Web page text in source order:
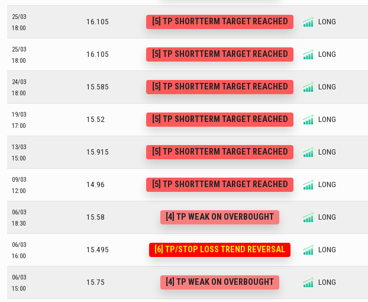
25/03
18:00
16.105 [5] TP SHORTTERM TARGET REACHED LONG
25/03
18:00
16.105 [5] TP SHORTTERM TARGET REACHED LONG
24/03
18:00
15.585 [5] TP SHORTTERM TARGET REACHED LONG
19/03
17:00
15.52 [5] TP SHORTTERM TARGET REACHED LONG
13/03
15:00
15.915 [5] TP SHORTTERM TARGET REACHED LONG
09/03
12:00
14.96 [5] TP SHORTTERM TARGET REACHED LONG
06/03
18:30
15.58 [4] TP WEAK ON OVERBOUGHT LONG
06/03
16:00
15.495 [6] TP/STOP LOSS TREND REVERSAL LONG
06/03
15:00
15.75 [4] TP WEAK ON OVERBOUGHT LONG